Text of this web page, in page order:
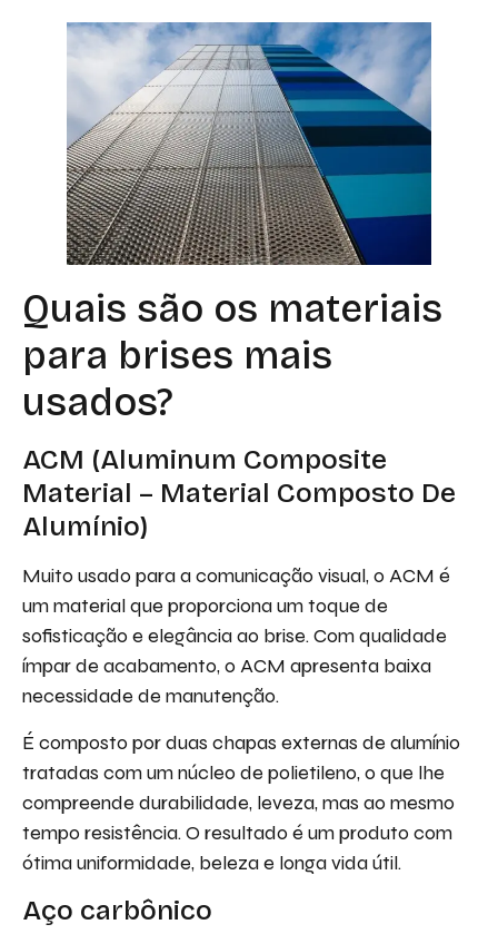
Quais são os materiais
para brises mais
usados?
ACM (Aluminum Composite
Material – Material Composto De
Alumínio)
Muito usado para a comunicação visual, o ACM é
um material que proporciona um toque de
sofisticação e elegância ao brise. Com qualidade
ímpar de acabamento, o ACM apresenta baixa
necessidade de manutenção.
É composto por duas chapas externas de alumínio
tratadas com um núcleo de polietileno, o que lhe
compreende durabilidade, leveza, mas ao mesmo
tempo resistência. O resultado é um produto com
ótima uniformidade, beleza e longa vida útil.
Aço carbônico